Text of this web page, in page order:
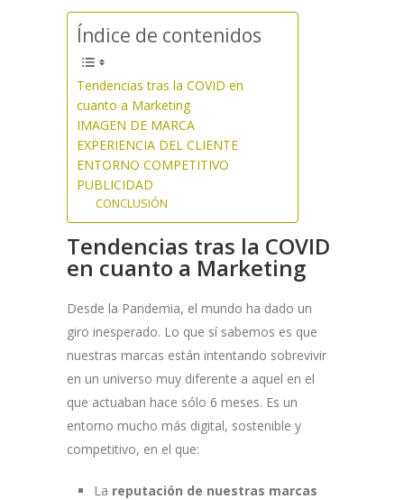
Índice de contenidos
Tendencias tras la COVID en
cuanto a Marketing
IMAGEN DE MARCA
EXPERIENCIA DEL CLIENTE
ENTORNO COMPETITIVO
PUBLICIDAD
CONCLUSIÓN
Tendencias tras la COVID
en cuanto a Marketing
Desde la Pandemia, el mundo ha dado un
giro inesperado. Lo que sí sabemos es que
nuestras marcas están intentando sobrevivir
en un universo muy diferente a aquel en el
que actuaban hace sólo 6 meses. Es un
entorno mucho más digital, sostenible y
competitivo, en el que:
La reputación de nuestras marcas